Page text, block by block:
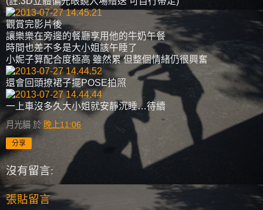
觀賞完影片後
讓樂樂在旁邊的餐廳享用他的牛奶午餐
時間也差不多是大小姐該午睡了
小妮子算配合度極高 雖然累 但整個情緒仍很興奮
還會回頭撩裙子擺POSE拍照
一上車沒多久大小姐就安靜沉睡…待續
月光貓 於 晚上11:06
分享
沒有留言:
張貼留言